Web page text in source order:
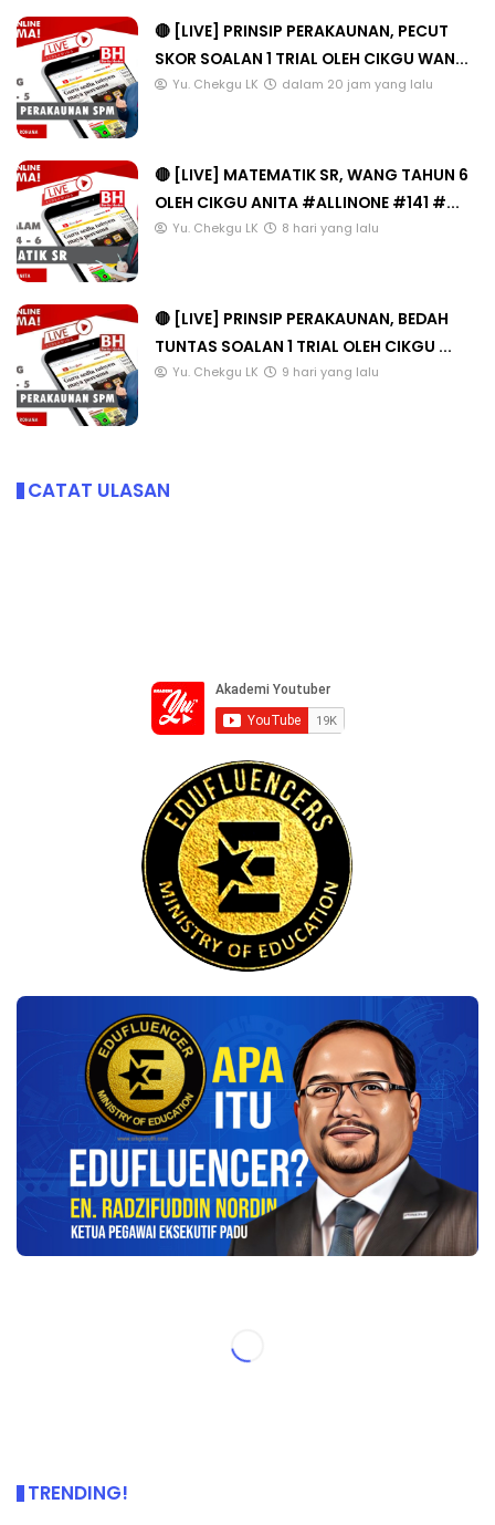
🔴 [LIVE] PRINSIP PERAKAUNAN, PECUT
SKOR SOALAN 1 TRIAL OLEH CIKGU WAN...
Yu. Chekgu LK dalam 20 jam yang lalu
🔴 [LIVE] MATEMATIK SR, WANG TAHUN 6
OLEH CIKGU ANITA #ALLINONE #141 #...
Yu. Chekgu LK 8 hari yang lalu
🔴 [LIVE] PRINSIP PERAKAUNAN, BEDAH
TUNTAS SOALAN 1 TRIAL OLEH CIKGU ...
Yu. Chekgu LK 9 hari yang lalu
CATAT ULASAN
TRENDING!